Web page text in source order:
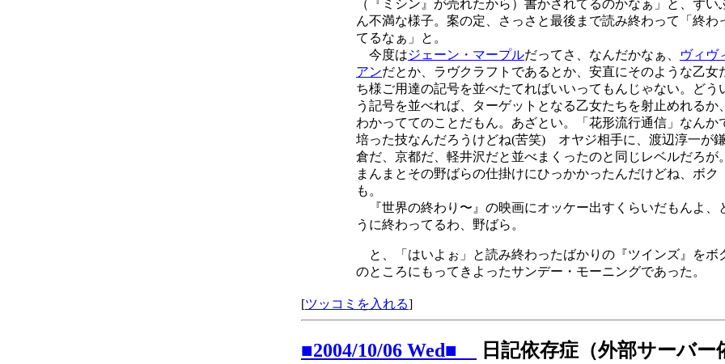
（『ミシン』が売れたから）書かされてるのかなぁ」と、ずい
ん不満な様子。案の定、さっさと最後まで読み終わって「終わ
てるなぁ」と。
今度はジェーン・マープルだってさ、なんだかなぁ、
ヴィヴ
アンだとか、ラヴクラフトであるとか、安直にそのような乙女
ち様ご用達の記号を並べたてればいいってもんじゃない。どう
う記号を並べれば、ターゲットとなる乙女たちを射止めれるか
わかっててのことだもん。あざとい。「花形流行通信」なんか
培った技なんだろうけどね(苦笑) オヤジ相手に、渡辺淳一が
倉だ、京都だ、軽井沢だと並べまくったのと同じレベルだろが
まんまとその野ばらの仕掛けにひっかかったんだけどね、ボク
も。
『世界の終わり〜』の映画にオッケー出すくらいだもんよ、
うに終わってるわ、野ばら。
と、「はいよぉ」と読み終わったばかりの『ツインズ』をボ
のところにもってきよったサンデー・モーニングであった。
[ツッコミを入れる]
■2004/10/06 Wed■
日記依存症（外部サーバー